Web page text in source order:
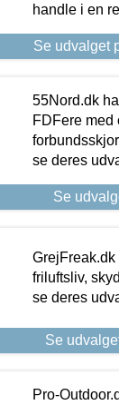
handle i en
Se udvalget
55Nord.dk
FDFere
se deres
Se
GrejFreak.dk
friluftsliv,
se deres
Se
Pro-